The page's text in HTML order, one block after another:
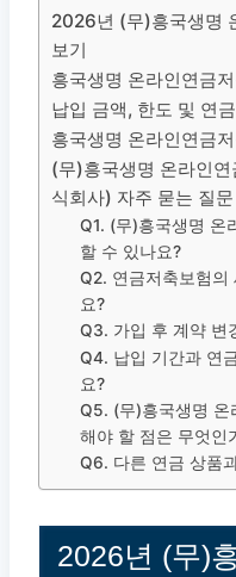
2026년 (무)흥국생명
보기
흥국생명 온라인연금
납입 금액, 한도 및 연
흥국생명 온라인연금
(무)흥국생명 온라인
식회사) 자주 묻는 질
Q1. (무)흥국생명 온
할 수 있나요?
Q2. 연금저축보험의
요?
Q3. 가입 후 계약 변
Q4. 납입 기간과 연
요?
Q5. (무)흥국생명 온
해야 할 점은 무엇인
Q6. 다른 연금 상품
2026년 (무)